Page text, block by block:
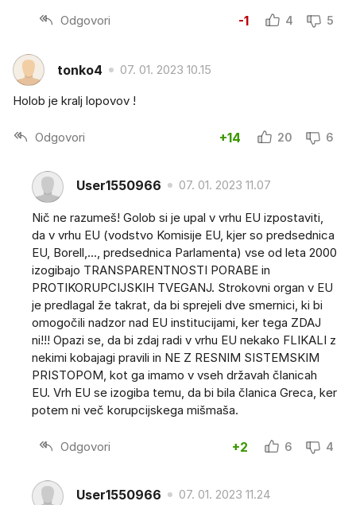
Odgovori -1 4 5
tonko4 07. 01. 2023 10.15
Holob je kralj lopovov !
Odgovori +14 20 6
User1550966 07. 01. 2023 11.07
Nič ne razumeš! Golob si je upal v vrhu EU izpostaviti,
da v vrhu EU (vodstvo Komisije EU, kjer so predsednica
EU, Borell,..., predsednica Parlamenta) vse od leta 2000
izogibajo TRANSPARENTNOSTI PORABE in
PROTIKORUPCIJSKIH TVEGANJ. Strokovni organ v EU
je predlagal že takrat, da bi sprejeli dve smernici, ki bi
omogočili nadzor nad EU institucijami, ker tega ZDAJ
ni!!! Opazi se, da bi zdaj radi v vrhu EU nekako FLIKALI z
nekimi kobajagi pravili in NE Z RESNIM SISTEMSKIM
PRISTOPOM, kot ga imamo v vseh državah članicah
EU. Vrh EU se izogiba temu, da bi bila članica Greca, ker
potem ni več korupcijskega mišmaša.
Odgovori +2 6 4
User1550966 07. 01. 2023 11.24